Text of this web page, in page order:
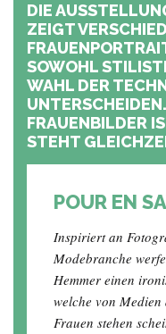
DIE
ZEIGT
SOWOHL
WAHL DER
FRAUENBILDER
STEHT
POUR EN
Inspiriert an
Modebranche
Hemmer einen
welche von
Frauen stehen